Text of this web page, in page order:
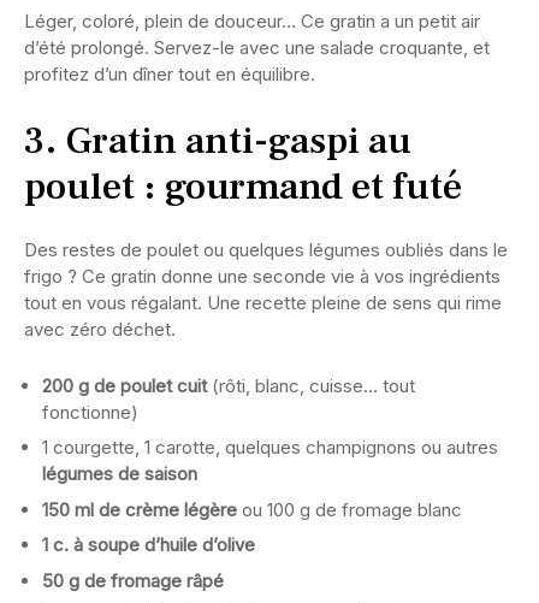
Léger, coloré, plein de douceur… Ce gratin a un petit air
d’été prolongé. Servez-le avec une salade croquante, et
profitez d’un dîner tout en équilibre.
3. Gratin anti-gaspi au
poulet : gourmand et futé
Des restes de poulet ou quelques légumes oubliés dans le
frigo ? Ce gratin donne une seconde vie à vos ingrédients
tout en vous régalant. Une recette pleine de sens qui rime
avec zéro déchet.
200 g de poulet cuit(rôti, blanc, cuisse… tout
fonctionne)
1 courgette, 1 carotte, quelques champignons ou autres
légumes de saison
150 ml de crème légère ou 100 g de fromage blanc
1 c. à soupe d’huile d’olive
50 g de fromage râpé